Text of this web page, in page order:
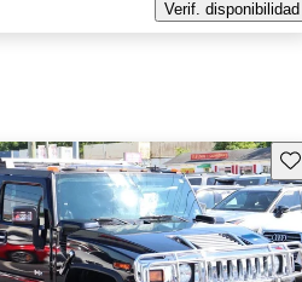
Verif. disponibilidad